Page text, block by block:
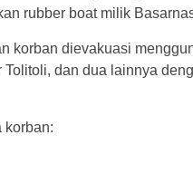
rubber boat milik
korban dievakuasi
dan dua lainnya
korban: